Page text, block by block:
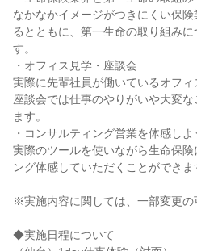
なかなかイメージがつきにくい保
るとともに、第一生命の取り組み
す。
・オフィス見学・座談会
実際に先輩社員が働いているオフ
座談会では仕事のやりがいや大変
ます。
・コンサルティング営業を体感しよ
実際のツールを使いながら生命保
ング体感していただくことができま
※実施内容に関しては、一部変更の
◆実施日程について